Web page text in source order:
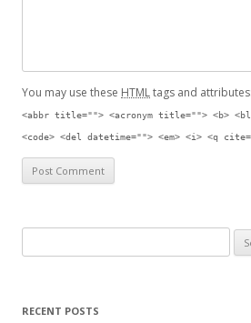
You may use these HTMLtags and attributes:
<abbr title=""> <acronym title=""> <b>
<code> <del datetime=""> <em> <i> <q
RECENT POSTS